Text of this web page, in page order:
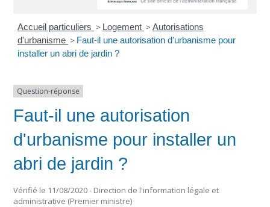
Accueil particuliers > Logement > Autorisations
d'urbanisme > Faut-il une autorisation d'urbanisme pour
installer un abri de jardin ?
Question-réponse
Faut-il une autorisation
d'urbanisme pour installer un
abri de jardin ?
Vérifié le 11/08/2020 - Direction de l'information légale et
administrative (Premier ministre)